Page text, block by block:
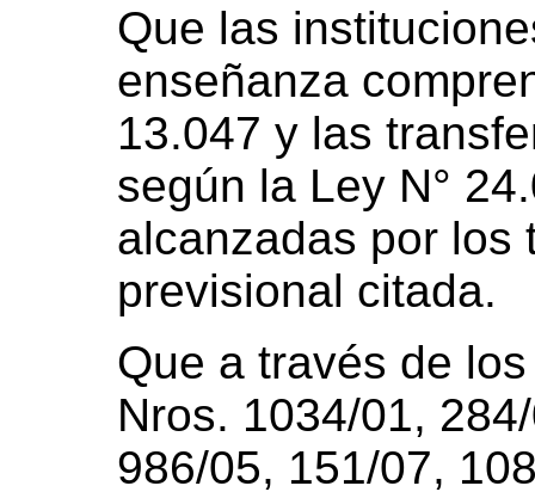
Que las
enseñanza
13.047 y las
según la Ley N°
alcanzadas por los
previsional citada.
Que a través de
Nros. 1034/01,
986/05, 151/07,